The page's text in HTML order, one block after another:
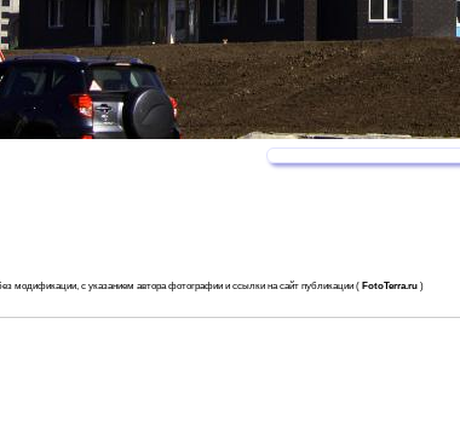
модификации, с указанием автора фотографии и ссылки на сайт публикации ( FotoTerra.ru )